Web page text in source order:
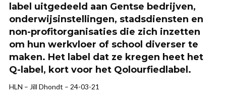
label uitgedeeld aan Gentse bedrijven,
onderwijsinstellingen, stadsdiensten en
non-profitorganisaties die zich inzetten
om hun werkvloer of school diverser te
maken. Het label dat ze kregen heet het
Q-label, kort voor het Qolourfiedlabel.
HLN – Jill Dhondt – 24-03-21